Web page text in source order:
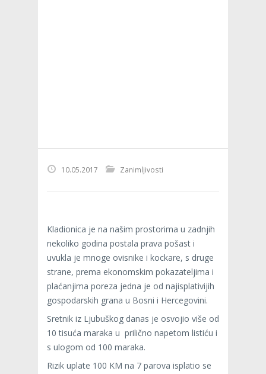
10.05.2017 Zanimljivosti
Kladionica je na našim prostorima u zadnjih
nekoliko godina postala prava pošast i
uvukla je mnoge ovisnike i kockare, s druge
strane, prema ekonomskim pokazateljima i
plaćanjima poreza jedna je od najisplativijih
gospodarskih grana u Bosni i Hercegovini.
Sretnik iz Ljubuškog danas je osvojio više od
10 tisuća maraka u prilično napetom listiću i
s ulogom od 100 maraka.
Rizik uplate 100 KM na 7 parova isplatio se